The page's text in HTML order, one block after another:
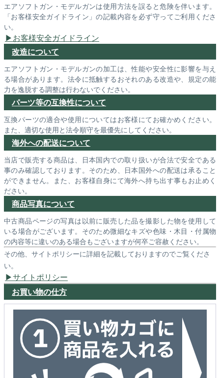
エアソフトガン・モデルガンは使用方法を誤ると危険を伴います。
「お客様安全ガイドライン」の記載内容を必ず守ってご利用くださ
い。
お客様安全ガイドライン
改造について
エアソフトガン・モデルガンの加工は、性能や安全性に影響を与え
る場合があります。法令に抵触するおそれのある改造や、規定の能
力を逸脱する調整は行わないでください。
パーツ等の互換性について
互換パーツの適合や使用についてはお客様にてお確かめください。
また、適切な使用と法令順守を最優先にしてください。
海外への配送について
当店で販売する商品は、日本国内での取り扱いが合法で安全である
事のみ確認しております。そのため、日本国外への配送は承ること
ができません。また、お客様自身にて海外へ持ち出す事もお止めく
ださい。
商品写真について
中古商品ページの写真は以前に販売した品を撮影した物を使用して
いる場合がございます。そのため微細なキズや色味・木目・付属物
の内容等に違いのある場合もございますが何卒ご容赦ください。
その他、サイトポリシーに詳細を記載しておりますのでご覧くださ
い。
サイトポリシー
お買い物の仕方